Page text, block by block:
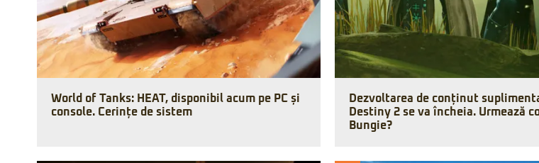
World of Tanks: HEAT, disponibil acum pe PC și
console. Cerințe de sistem
Dezvoltarea de conținut
Destiny 2 se va încheia. Urmează
Bungie?